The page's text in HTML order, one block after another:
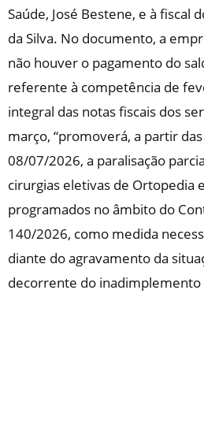
Saúde, José Bestene, e à fiscal
da Silva. No documento, a
não houver o pagamento do
referente à competência de
integral das notas fiscais dos
março, “promoverá, a partir
08/07/2026, a paralisação
cirurgias eletivas de Ortopedia
programados no âmbito do
140/2026, como medida
diante do agravamento da
decorrente do inadimplemento